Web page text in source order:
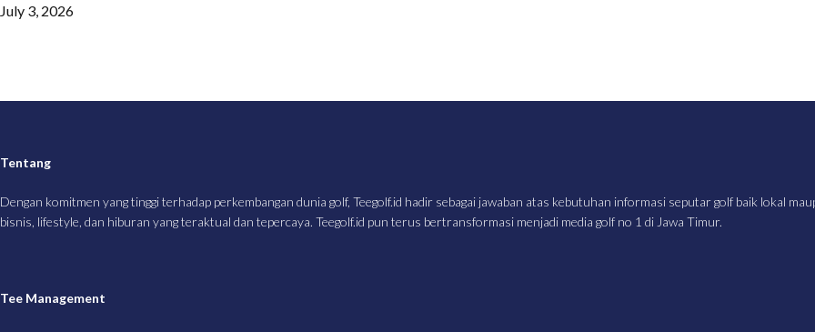
July 3, 2026
Tentang
Dengan komitmen yang tinggi terhadap perkembangan dunia golf, Teegolf.id hadir sebagai jawaban atas kebutuhan informasi seputar golf baik lokal
bisnis, lifestyle, dan hiburan yang teraktual dan tepercaya. Teegolf.id pun terus bertransformasi menjadi media golf no 1 di Jawa Timur.
Tee Management